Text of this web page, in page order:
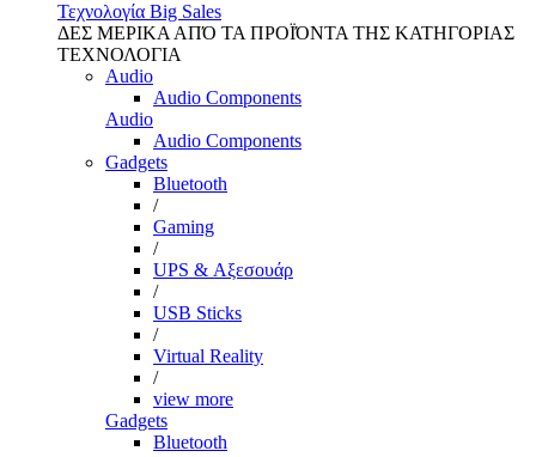
Τεχνολογία Big Sales
ΔΕΣ ΜΕΡΙΚΑ ΑΠΌ ΤΑ ΠΡΟΪΌΝΤΑ ΤΗΣ ΚΑΤΗΓΟΡΙΑΣ
ΤΕΧΝΟΛΟΓΙΑ
Audio
Audio Components
Audio
Audio Components
Gadgets
Bluetooth
/
Gaming
/
UPS & Αξεσουάρ
/
USB Sticks
/
Virtual Reality
/
view more
Gadgets
Bluetooth